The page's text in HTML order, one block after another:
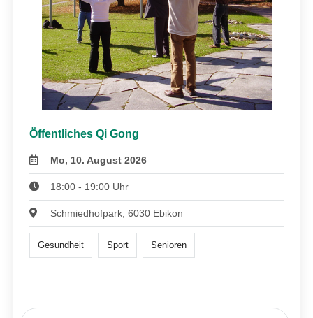
Öffentliches Qi Gong
Mo, 10. August 2026
18:00 - 19:00 Uhr
Schmiedhofpark, 6030 Ebikon
Gesundheit Sport Senioren